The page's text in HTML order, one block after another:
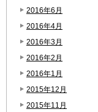
2016年6月
2016年4月
2016年3月
2016年2月
2016年1月
2015年12月
2015年11月